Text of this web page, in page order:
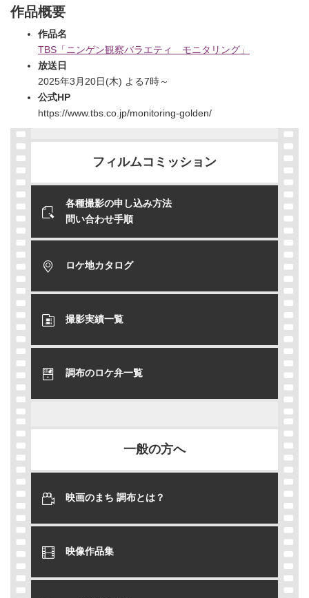
作品概要
作品名
TBS「ニンゲン観察バラエティ モニタリング」
放送日
2025年3月20日(木) よる7時～
公式HP
https://www.tbs.co.jp/monitoring-golden/
フィルムコミッション
各種撮影の申し込み方法
問い合わせ手順
ロケ地カタログ
撮影実績一覧
調布のロケ弁一覧
一般の方へ
映画のまち 調布とは？
映像作品集